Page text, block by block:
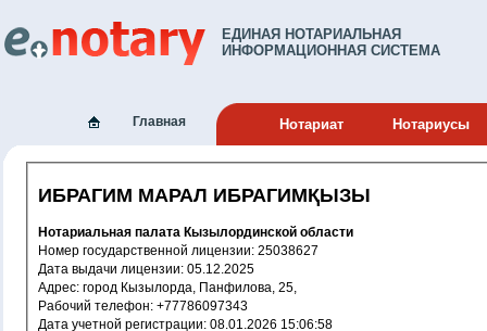
ЕДИНАЯ НОТАРИАЛЬНАЯ
ИНФОРМАЦИОННАЯ СИСТЕМА
Главная Нотариат Нотариусы
ИБРАГИМ МАРАЛ ИБРАГИМҚЫЗЫ
Нотариальная палата Кызылординской области
Номер государственной лицензии: 25038627
Дата выдачи лицензии: 05.12.2025
Адрес: город Кызылорда, Панфилова, 25,
Рабочий телефон: +77786097343
Дата учетной регистрации: 08.01.2026 15:06:58